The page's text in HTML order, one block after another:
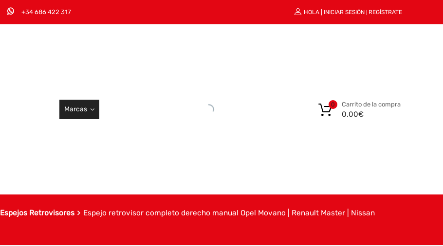
+34 686 422 317 HOLA | INICIAR SESIÓN REGÍSTRATE
Marcas
Carrito de la compra
0.00€
0
Espejos Retrovisores
Espejo retrovisor completo derecho manual Opel Movano | Renault Master | Nissan